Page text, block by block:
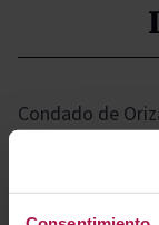
Condado de
variedad Tinta